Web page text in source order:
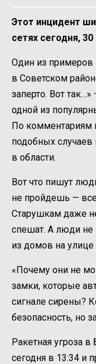
Этот инцидент
сетях сегодня, 30
Один из
в Советском
заперто. Вот
одной из
По комментариям
подобных
в области.
Вот что пишут
не пройдешь —
Старушкам даже
спешат. А люди не
из домов на
«Почему они не
замки, которые
сигнале сирены?
безопасность, но
Ракетная угроза
сегодня в 13:34 и